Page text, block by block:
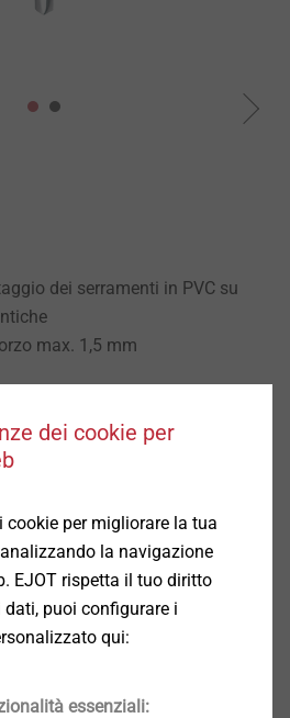
dei serramenti in PVC su
max. 1,5 mm
(intonaco, carta da parati...)
9,5 mm
PH2
Filetto HT
dei cookie per
per migliorare la tua
la navigazione
EJOT rispetta il tuo diritto
puoi configurare i
qui:
essenziali: